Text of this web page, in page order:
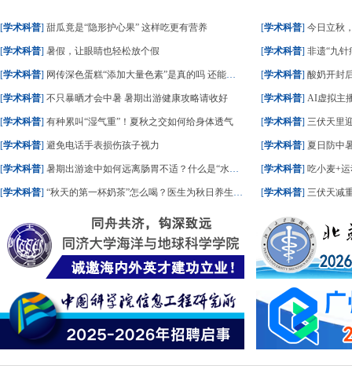
[学术科普] 甜瓜竟是“隐形护心果” 这样吃更有营养
[学术科普] 暑假，让眼睛也轻松放个假
[学术科普] 网传深色蛋糕“添加大量色素”是真的吗 还能不能吃？
[学术科普] 不只暴晒才会中暑 暑期出游健康攻略请收好
[学术科普] 有种累叫“湿气重”！夏秋之交如何给身体透气
[学术科普] 避免电话手表损伤孩子视力
[学术科普] 暑期出游途中如何远离肠胃不适？什么是“水土不服”？一文了解
[学术科普] “秋天的第一杯奶茶”怎么喝？医生为秋日养生饮食划重点
[学术科普] 今日立秋
[学术科普] 非遗“九针
[学术科普] 酸奶开封
[学术科普] AI虚拟主播
[学术科普] 三伏天里
[学术科普] 夏日防中
[学术科普] 吃小麦+
[学术科普] 三伏天减重